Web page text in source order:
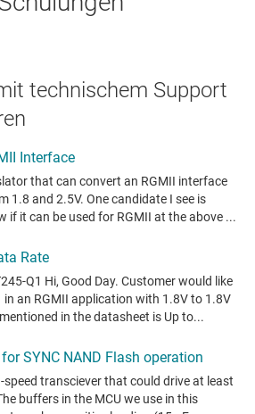
technischem Support